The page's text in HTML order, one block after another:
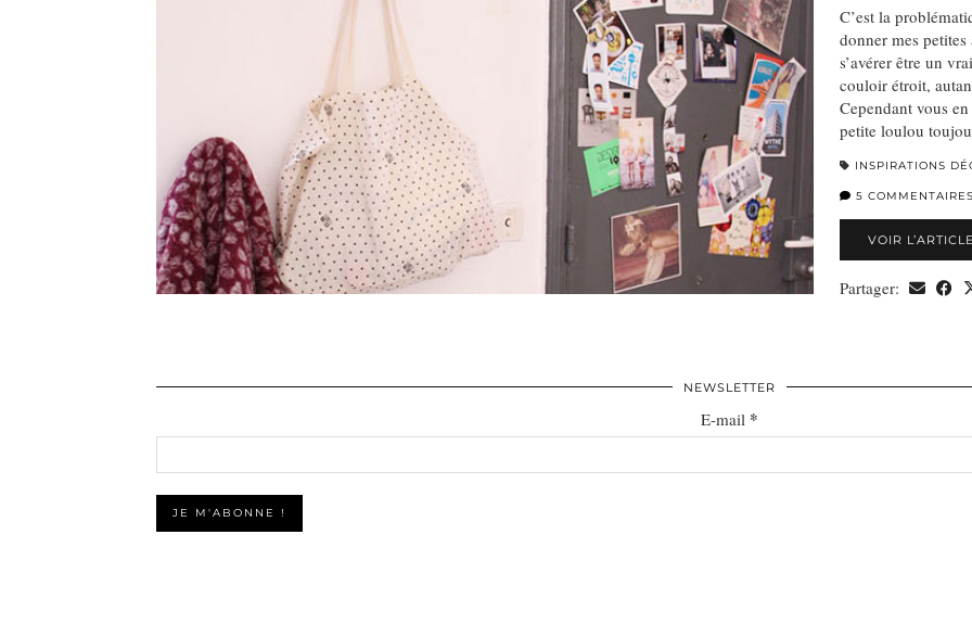
C’est la
donner mes petites
s’avérer être un
couloir étroit,
Cependant vous
petite loulou
INSPIRATIONS
5 COMMENTAIRES
VOIR L’ARTICLE
Partager:
NEWSLETTER
E-mail *